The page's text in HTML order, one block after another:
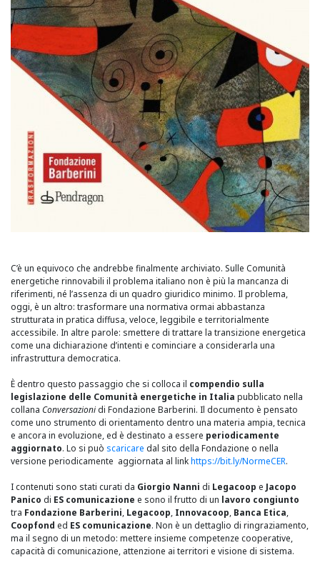
C’è un equivoco che andrebbe finalmente archiviato. Sulle Comunità
energetiche rinnovabili il problema italiano non è più la mancanza di
riferimenti, né l’assenza di un quadro giuridico minimo. Il problema,
oggi, è un altro: trasformare una normativa ormai abbastanza
strutturata in pratica diffusa, veloce, leggibile e territorialmente
accessibile. In altre parole: smettere di trattare la transizione energetica
come una dichiarazione d’intenti e cominciare a considerarla una
infrastruttura democratica.
È dentro questo passaggio che si colloca il compendio sulla
legislazione delle Comunità energetiche in Italia pubblicato nella
collana Conversazionidi Fondazione Barberini. Il documento è pensato
come uno strumento di orientamento dentro una materia ampia, tecnica
e ancora in evoluzione, ed è destinato a essere periodicamente
aggiornato. Lo si può scaricare dal sito della Fondazione o nella
versione periodicamente aggiornata al linkhttps://bit.ly/NormeCER.
I contenuti sono stati curati da Giorgio Nanni di Legacoop e Jacopo
Panico di ES comunicazione e sono il frutto di un lavoro congiunto
tra Fondazione Barberini, Legacoop, Innovacoop, Banca Etica,
Coopfond ed ES comunicazione. Non è un dettaglio di ringraziamento,
ma il segno di un metodo: mettere insieme competenze cooperative,
capacità di comunicazione, attenzione ai territori e visione di sistema.